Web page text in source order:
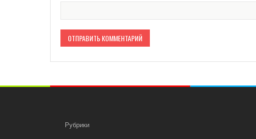
Рубрики